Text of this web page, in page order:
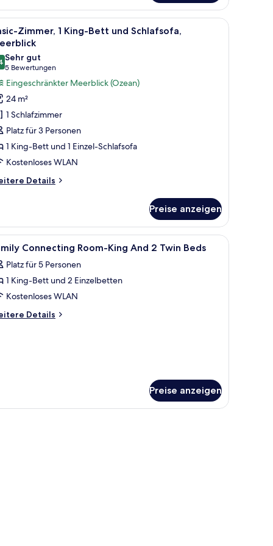
Bett, einer Couch, einem Schreibtisch und einem Fernseher.
Ein modernes Hotelzimmer mit einem
9
Zimmer, 1 King-Bett und Schlafsofa,
von 10
Sehr gut
5 Bewertungen
(5
Bewertungen)
Eingeschränkter Meerblick (Ozean)
24 m²
1 Schlafzimmer
Platz für 3 Personen
1 King-Bett und 1 Einzel-Schlafsofa
Kostenloses WLAN
Details
Preise anzeigen
Stuhl, Fernseher und Fenster mit Blick auf eine Stadtlandschaft.
Hochwertige Bettwaren, Minibar,
1 Connecting Room-King And 2 Twin Beds
Platz für 5 Personen
1 King-Bett und 2 Einzelbetten
Kostenloses WLAN
Details
Preise anzeigen